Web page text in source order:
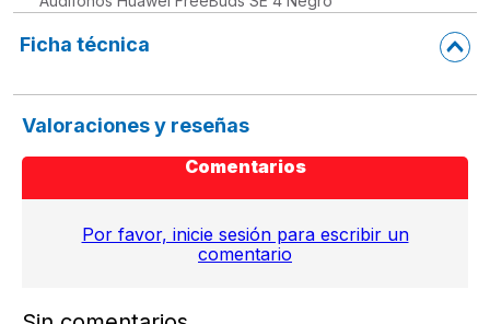
Ficha técnica
Valoraciones y reseñas
Comentarios
Por favor, inicie sesión para escribir un
comentario